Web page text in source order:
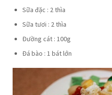
Sữa đặc : 2 thìa
Sữa tươi : 2 thìa
Đường cát : 100g
Đá bào : 1 bát lớn